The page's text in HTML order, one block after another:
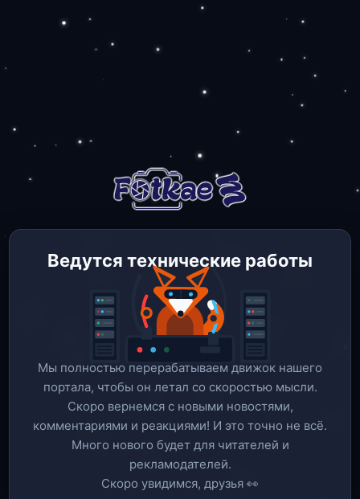
Ведутся технические работы
Мы полностью перерабатываем движок нашего
портала, чтобы он летал со скоростью мысли.
Скоро вернемся c новыми новостями,
комментариями и реакциями! И это точно не всё.
Много нового будет для читателей и
рекламодателей.
Скоро увидимся, друзья 👀